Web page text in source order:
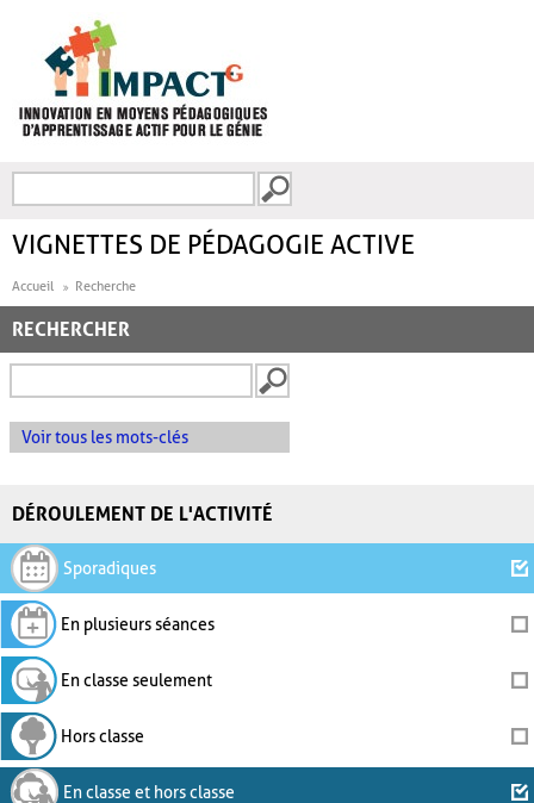
FORMULAIRE DE
VIGNETTES DE PÉDAGOGIE ACTIVE
Accueil Recherche
RECHERCHER
Voir tous les mots-clés
DÉROULEMENT DE L'ACTIVITÉ
Sporadiques
En plusieurs séances
En classe seulement
Hors classe
En classe et hors classe